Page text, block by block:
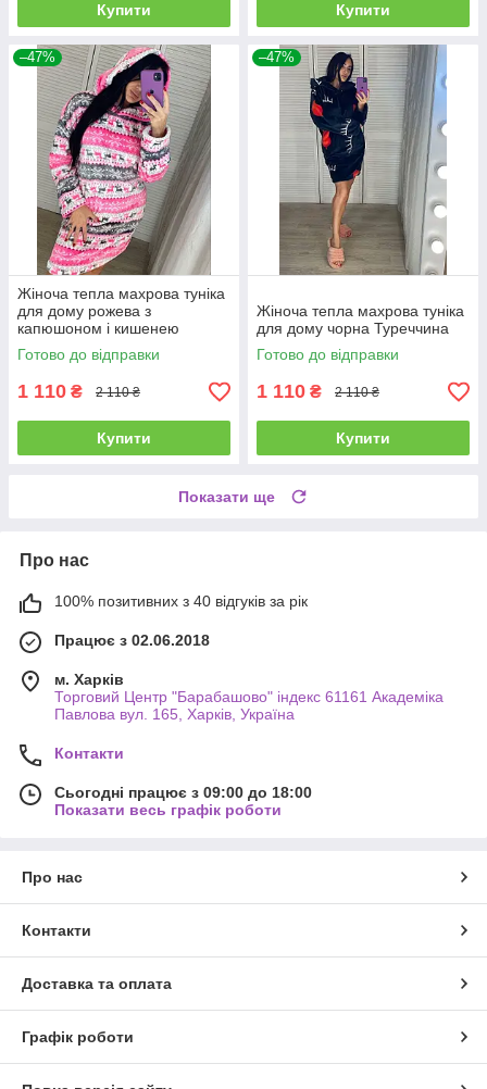
Купити Купити
–47%
Жіноча тепла махрова туніка
для дому рожева з
капюшоном і кишенею
Готово до відправки
1 110 ₴ 2 110 ₴
Купити
–47%
Жіноча тепла махрова туніка
для дому чорна Туреччина
Готово до відправки
1 110 ₴ 2 110 ₴
Купити
Показати ще
Про нас
100% позитивних з 40 відгуків за рік
Працює з 02.06.2018
м. Харків
Торговий Центр "Барабашово" індекс 61161 Академіка
Павлова вул. 165, Харків, Україна
Контакти
Сьогодні працює з 09:00 до 18:00
Показати весь графік роботи
Про нас
Контакти
Доставка та оплата
Графік роботи